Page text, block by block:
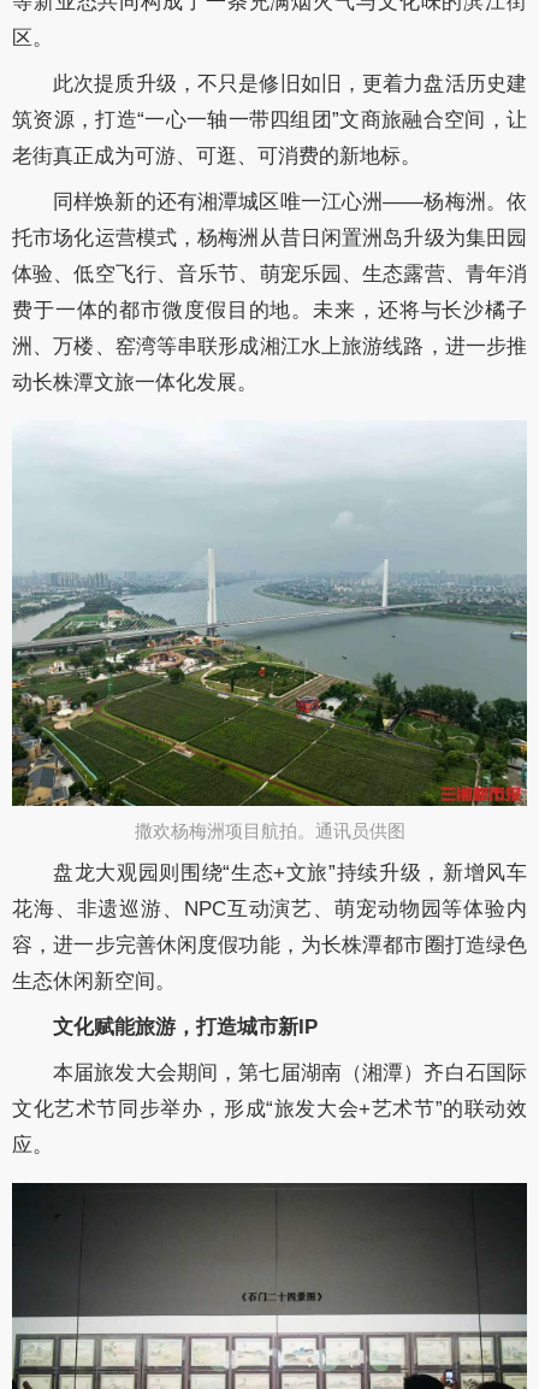
区。
此次提质升级，不只是修旧如旧，更着力盘活历史建
筑资源，打造“一心一轴一带四组团”文商旅融合空间，让
老街真正成为可游、可逛、可消费的新地标。
同样焕新的还有湘潭城区唯一江心洲——杨梅洲。依
托市场化运营模式，杨梅洲从昔日闲置洲岛升级为集田园
体验、低空飞行、音乐节、萌宠乐园、生态露营、青年消
费于一体的都市微度假目的地。未来，还将与长沙橘子
洲、万楼、窑湾等串联形成湘江水上旅游线路，进一步推
动长株潭文旅一体化发展。
撒欢杨梅洲项目航拍。通讯员供图​
盘龙大观园则围绕“生态+文旅”持续升级，新增风车
花海、非遗巡游、NPC互动演艺、萌宠动物园等体验内
容，进一步完善休闲度假功能，为长株潭都市圈打造绿色
生态休闲新空间。
文化赋能旅游，打造城市新IP
本届旅发大会期间，第七届湖南（湘潭）齐白石国际
文化艺术节同步举办，形成“旅发大会+艺术节”的联动效
应。